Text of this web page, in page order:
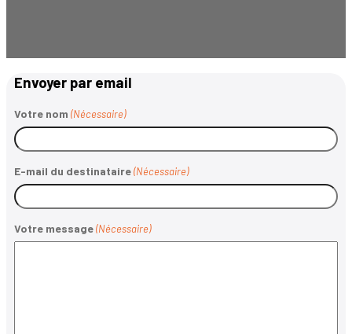
Envoyer par email
Votre nom (Nécessaire)
E-mail du destinataire (Nécessaire)
Votre message (Nécessaire)